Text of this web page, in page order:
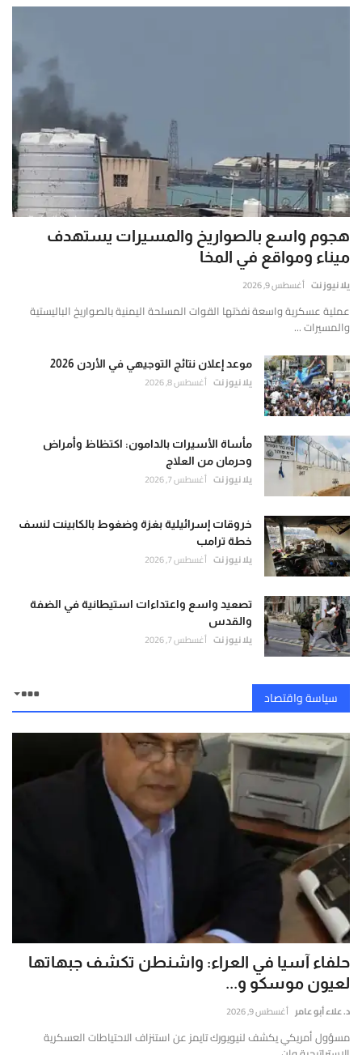
هجوم واسع بالصواريخ والمسيرات يستهدف
ميناء ومواقع في المخا
يلا نيوز نت أغسطس 9, 2026
عملية عسكرية واسعة نفذتها القوات المسلحة اليمنية بالصواريخ الباليستية
والمسيرات ...
موعد إعلان نتائج التوجيهي في الأردن 2026
يلا نيوز نت أغسطس 8, 2026
مأساة الأسيرات بالدامون: اكتظاظ وأمراض
وحرمان من العلاج
يلا نيوز نت أغسطس 7, 2026
خروقات إسرائيلية بغزة وضغوط بالكابينت لنسف
خطة ترامب
يلا نيوز نت أغسطس 7, 2026
تصعيد واسع واعتداءات استيطانية في الضفة
والقدس
يلا نيوز نت أغسطس 7, 2026
سياسة واقتصاد
حلفاء آسيا في العراء: واشنطن تكشف جبهاتها
لعيون موسكو و...
د. علاء أبو عامر أغسطس 9, 2026
مسؤول أمريكي يكشف لنيويورك تايمز عن استنزاف الاحتياطات العسكرية